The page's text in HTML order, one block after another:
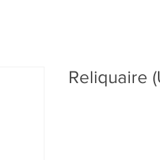
Reliquaire